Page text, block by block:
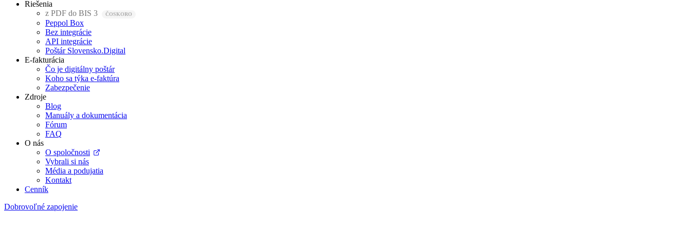
Riešenia
z PDF do BIS 3
Peppol Box
Bez integrácie
API integrácie
Poštár Slovensko.Digital
E-fakturácia
Čo je digitálny poštár
Koho sa týka e-faktúra
Zabezpečenie
Zdroje
Blog
Manuály a dokumentácia
Fórum
FAQ
O nás
O spoločnosti
Vybrali si nás
Média a podujatia
Kontakt
Cenník
Dobrovoľné zapojenie